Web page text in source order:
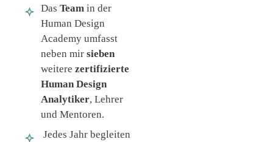
Das Team in der
Human Design
Academy umfasst
neben mir sieben
weitere zertifizierte
Human Design
Analytiker, Lehrer
und Mentoren.
Jedes Jahr begleiten